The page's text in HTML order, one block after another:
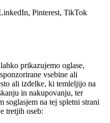
Pinterest, TikTok
prikazujemo oglase,
vsebine ali
ali izdelke, ki temleljijo na
in nakupovanju, ter
soglasjem na tej spletni strani
tretjih oseb: